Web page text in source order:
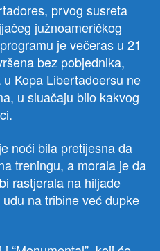
prvog susreta
južnoameričkog
je večeras u 21
bez pobjednika,
Kopa Libertadoersu ne
u sluačaju bilo kakvog
noći bila pretijesna da
treningu, a morala je da
rastjerala na hiljade
na tribine već dupke